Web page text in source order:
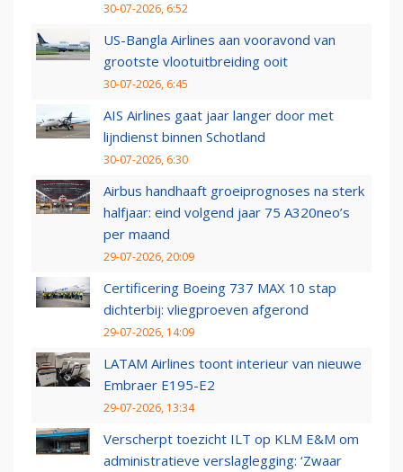
30-07-2026, 6:52
US-Bangla Airlines aan vooravond van
grootste vlootuitbreiding ooit
30-07-2026, 6:45
AIS Airlines gaat jaar langer door met
lijndienst binnen Schotland
30-07-2026, 6:30
Airbus handhaaft groeiprognoses na sterk
halfjaar: eind volgend jaar 75 A320neo’s
per maand
29-07-2026, 20:09
Certificering Boeing 737 MAX 10 stap
dichterbij: vliegproeven afgerond
29-07-2026, 14:09
LATAM Airlines toont interieur van nieuwe
Embraer E195-E2
29-07-2026, 13:34
Verscherpt toezicht ILT op KLM E&M om
administratieve verslaglegging: ‘Zwaar